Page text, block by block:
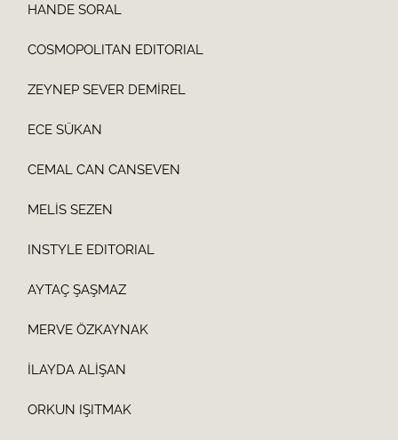
HANDE SORAL
COSMOPOLITAN EDITORIAL
ZEYNEP SEVER DEMİREL
ECE SÜKAN
CEMAL CAN CANSEVEN
MELİS SEZEN
INSTYLE EDITORIAL
AYTAÇ ŞAŞMAZ
MERVE ÖZKAYNAK
İLAYDA ALİŞAN
ORKUN IŞITMAK